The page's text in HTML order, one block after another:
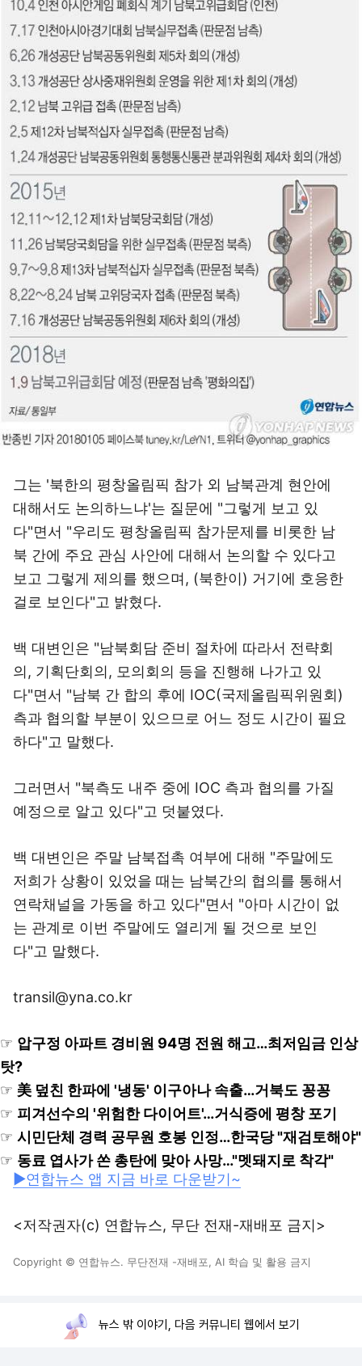
그는 '북한의 평창올림픽 참가 외 남북관계 현안에
대해서도 논의하느냐'는 질문에 "그렇게 보고 있
다"면서 "우리도 평창올림픽 참가문제를 비롯한 남
북 간에 주요 관심 사안에 대해서 논의할 수 있다고
보고 그렇게 제의를 했으며, (북한이) 거기에 호응한
걸로 보인다"고 밝혔다.
백 대변인은 "남북회담 준비 절차에 따라서 전략회
의, 기획단회의, 모의회의 등을 진행해 나가고 있
다"면서 "남북 간 합의 후에 IOC(국제올림픽위원회)
측과 협의할 부분이 있으므로 어느 정도 시간이 필요
하다"고 말했다.
그러면서 "북측도 내주 중에 IOC 측과 협의를 가질
예정으로 알고 있다"고 덧붙였다.
백 대변인은 주말 남북접촉 여부에 대해 "주말에도
저희가 상황이 있었을 때는 남북간의 협의를 통해서
연락채널을 가동을 하고 있다"면서 "아마 시간이 없
는 관계로 이번 주말에도 열리게 될 것으로 보인
다"고 말했다.
transil@yna.co.kr
☞ 압구정 아파트 경비원 94명 전원 해고…최저임금 인상
탓?
☞ 美 덮친 한파에 '냉동' 이구아나 속출…거북도 꽁꽁
☞ 피겨선수의 '위험한 다이어트'…거식증에 평창 포기
☞ 시민단체 경력 공무원 호봉 인정…한국당 "재검토해야"
☞ 동료 엽사가 쏜 총탄에 맞아 사망…"멧돼지로 착각"
▶연합뉴스 앱 지금 바로 다운받기~
<저작권자(c) 연합뉴스, 무단 전재-재배포 금지>
Copyright © 연합뉴스. 무단전재 -재배포, AI 학습 및 활용 금지
뉴스 밖 이야기, 다음 커뮤니티 웹에서 보기